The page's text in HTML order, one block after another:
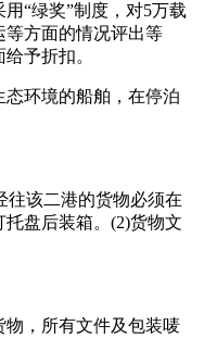
“绿奖”制度，对5万载
等方面的情况评出等
予折扣。
环境的船舶，在停泊
该二港的货物必须在
盘后装箱。(2)货物文
，所有文件及包装唛